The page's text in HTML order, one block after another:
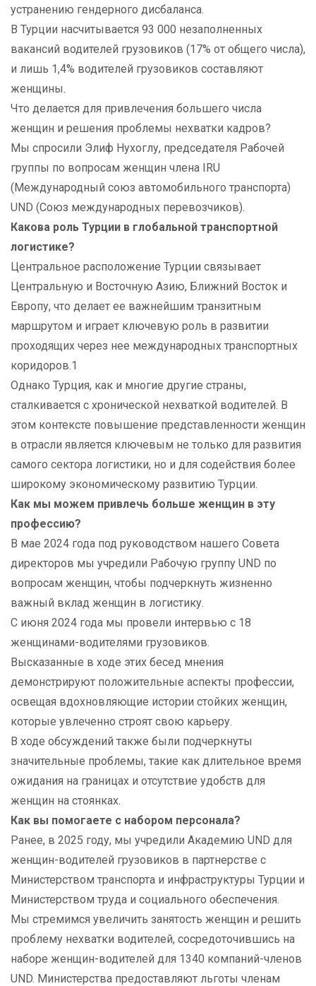
устранению гендерного дисбаланса.
В Турции насчитывается 93 000 незаполненных
вакансий водителей грузовиков (17% от общего числа),
и лишь 1,4% водителей грузовиков составляют
женщины.
Что делается для привлечения большего числа
женщин и решения проблемы нехватки кадров?
Мы спросили Элиф Нухоглу, председателя Рабочей
группы по вопросам женщин члена IRU
(Международный союз автомобильного транспорта)
UND (Союз международных перевозчиков).
Какова роль Турции в глобальной транспортной
логистике?
Центральное расположение Турции связывает
Центральную и Восточную Азию, Ближний Восток и
Европу, что делает ее важнейшим транзитным
маршрутом и играет ключевую роль в развитии
проходящих через нее международных транспортных
коридоров.1
Однако Турция, как и многие другие страны,
сталкивается с хронической нехваткой водителей. В
этом контексте повышение представленности женщин
в отрасли является ключевым не только для развития
самого сектора логистики, но и для содействия более
широкому экономическому развитию Турции.
Как мы можем привлечь больше женщин в эту
профессию?
В мае 2024 года под руководством нашего Совета
директоров мы учредили Рабочую группу UND по
вопросам женщин, чтобы подчеркнуть жизненно
важный вклад женщин в логистику.
С июня 2024 года мы провели интервью с 18
женщинами-водителями грузовиков.
Высказанные в ходе этих бесед мнения
демонстрируют положительные аспекты профессии,
освещая вдохновляющие истории стойких женщин,
которые увлеченно строят свою карьеру.
В ходе обсуждений также были подчеркнуты
значительные проблемы, такие как длительное время
ожидания на границах и отсутствие удобств для
женщин на стоянках.
Как вы помогаете с набором персонала?
Ранее, в 2025 году, мы учредили Академию UND для
женщин-водителей грузовиков в партнерстве с
Министерством транспорта и инфраструктуры Турции и
Министерством труда и социального обеспечения.
Мы стремимся увеличить занятость женщин и решить
проблему нехватки водителей, сосредоточившись на
наборе женщин-водителей для 1340 компаний-членов
UND. Министерства предоставляют льготы членам